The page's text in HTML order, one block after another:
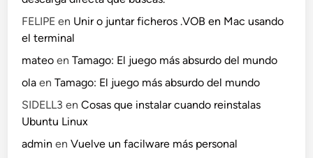
FELIPE en Unir o juntar ficheros .VOB en Mac usando
el terminal
mateo enTamago: El juego más absurdo del mundo
ola enTamago: El juego más absurdo del mundo
SIDELL3 enCosas que instalar cuando reinstalas
Ubuntu Linux
admin enVuelve un facilware más personal